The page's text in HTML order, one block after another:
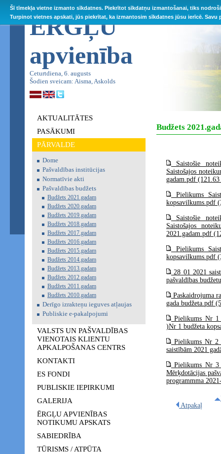
Šī tīmekļa vietne izmanto sīkdatnes. Piekrītot sīkdatņu izmantošanai, tiks
Turpinot vietnes apskati, jūs piekrītat, ka izmantosim sīkdatnes jūsu ierīcē.
ĒRGĻU
apvienība
Ceturtdiena, 6. augusts
Šodien sveicam: Aisma, Askolds
AKTUALITĀTES
PASĀKUMI
PĀRVALDE
Dome
Pašvaldības institūcijas
Normatīvie akti
Pašvaldības budžets
Budžets 2021.gadam
Budžets 2020.gadam
Budžets 2019.gadam
Budžets 2018.gadam
Budžets 2017.gadam
Budžets 2016.gadam
Budžets 2015.gadam
Budžets 2014.gadam
Budžets 2013.gadam
Budžets 2012.gadam
Budžets 2011.gadam
Budžets 2010.gadam
Derīgo izrakteņu ieguves atļaujas
Publiskie e-pakalpojumi
VALSTS UN PAŠVALDĪBAS
VIENOTAIS KLIENTU
APKALPOŠANAS CENTRS
KONTAKTI
ES FONDI
PUBLISKIE IEPIRKUMI
GALERIJA
ĒRGĻU APVIENĪBAS
NOTIKUMU APSKATS
SABIEDRĪBA
TŪRISMS / ATPŪTA
Budžets
Saistošie
Saistošajos
gadam.pdf
Pielikums
kopsavilkums.pdf
Saistošie
Saistošajos
2021.gadam.pdf
Pielikums
kopsavilkums.pdf
28 01 2021
pašvaldības
Paskaidrojuma
gada budžeta.pdf
Pielikums Nr 1
)Nr 1 budžeta
Pielikums Nr 2
saistībām 2021
Pielikums Nr 3
Mērķdotācijas
programmma
Atpakaļ